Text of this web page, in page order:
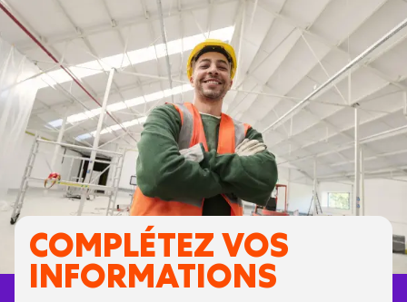
COMPLÉTEZ VOS
INFORMATIONS